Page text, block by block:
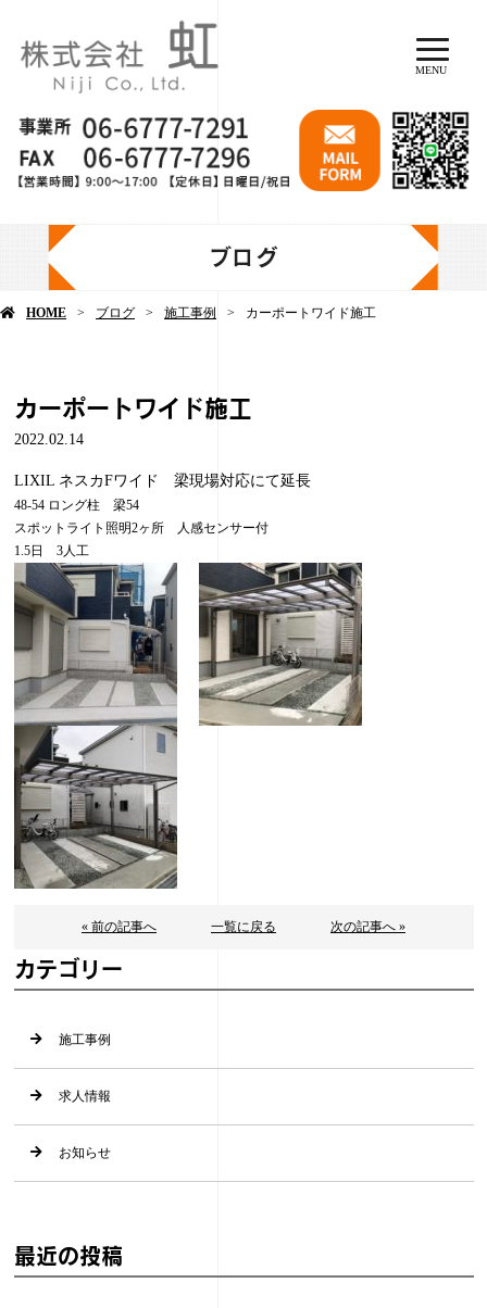
MENU
ブログ
HOME ブログ 施工事例 カーポートワイド施工
カーポートワイド施工
2022.02.14
LIXIL ネスカFワイド 梁現場対応にて延長
48-54 ロング柱 梁54
スポットライト照明2ヶ所 人感センサー付
1.5日 3人工
« 前の記事へ 一覧に戻る 次の記事へ »
カテゴリー
施工事例
求人情報
お知らせ
最近の投稿